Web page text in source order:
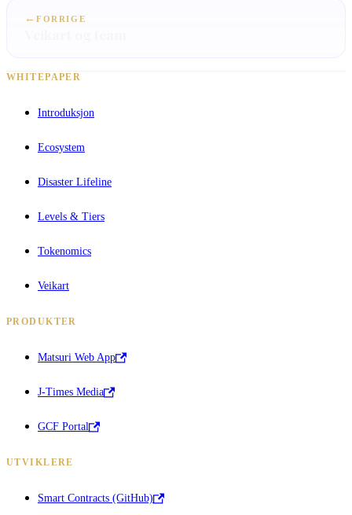
←FORRIGE
WHITEPAPER
Introduksjon
Ecosystem
Disaster Lifeline
Levels & Tiers
Tokenomics
Veikart
PRODUKTER
Matsuri Web App
J-Times Media
GCF Portal
UTVIKLERE
Smart Contracts (GitHub)